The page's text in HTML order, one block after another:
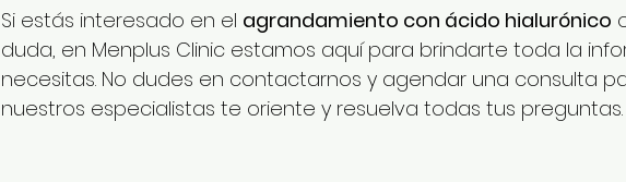
Si estás interesado en el agrandamiento con ácido hialurónico
duda, en Menplus Clinic estamos aquí para brindarte toda la
necesitas. No dudes en contactarnos y agendar una consulta
nuestros especialistas te oriente y resuelva todas tus preguntas.